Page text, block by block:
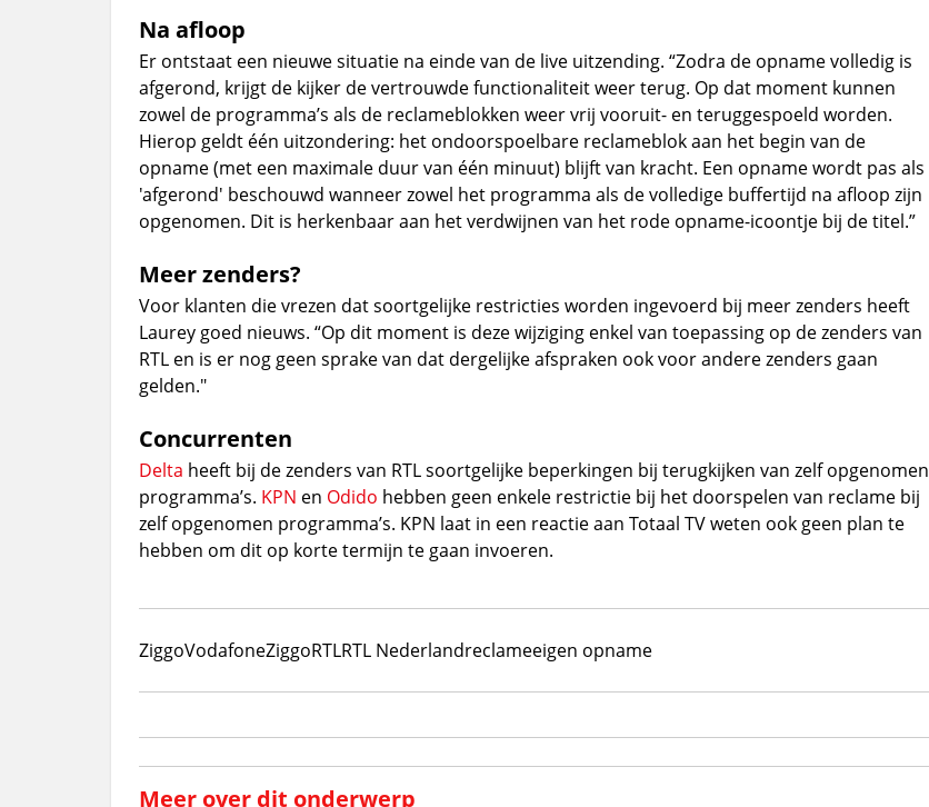
Na afloop
Er ontstaat een nieuwe situatie na einde van de live uitzending. “Zodra de opname volledig is
afgerond, krijgt de kijker de vertrouwde functionaliteit weer terug. Op dat moment kunnen
zowel de programma’s als de reclameblokken weer vrij vooruit- en teruggespoeld worden.
Hierop geldt één uitzondering: het ondoorspoelbare reclameblok aan het begin van de
opname (met een maximale duur van één minuut) blijft van kracht. Een opname wordt pas als
'afgerond' beschouwd wanneer zowel het programma als de volledige buffertijd na afloop zijn
opgenomen. Dit is herkenbaar aan het verdwijnen van het rode opname-icoontje bij de titel.”
Meer zenders?
Voor klanten die vrezen dat soortgelijke restricties worden ingevoerd bij meer zenders heeft
Laurey goed nieuws. “Op dit moment is deze wijziging enkel van toepassing op de zenders van
RTL en is er nog geen sprake van dat dergelijke afspraken ook voor andere zenders gaan
gelden."
Concurrenten
Delta heeft bij de zenders van RTL soortgelijke beperkingen bij terugkijken van zelf opgenomen
programma’s. KPN en Odido hebben geen enkele restrictie bij het doorspelen van reclame bij
zelf opgenomen programma’s. KPN laat in een reactie aan Totaal TV weten ook geen plan te
hebben om dit op korte termijn te gaan invoeren.
ZiggoVodafoneZiggoRTLRTL Nederlandreclameeigen opname
Meer over dit onderwerp